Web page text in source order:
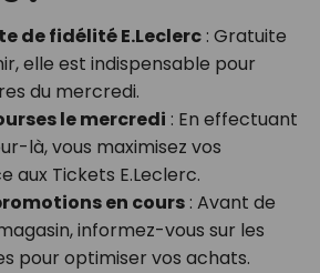
de fidélité E.Leclerc: Gratuite
elle est indispensable pour
du mercredi.
le mercredi : En effectuant
là, vous maximisez vos
aux Tickets E.Leclerc.
en cours: Avant de
informez-vous sur les
pour optimiser vos achats.